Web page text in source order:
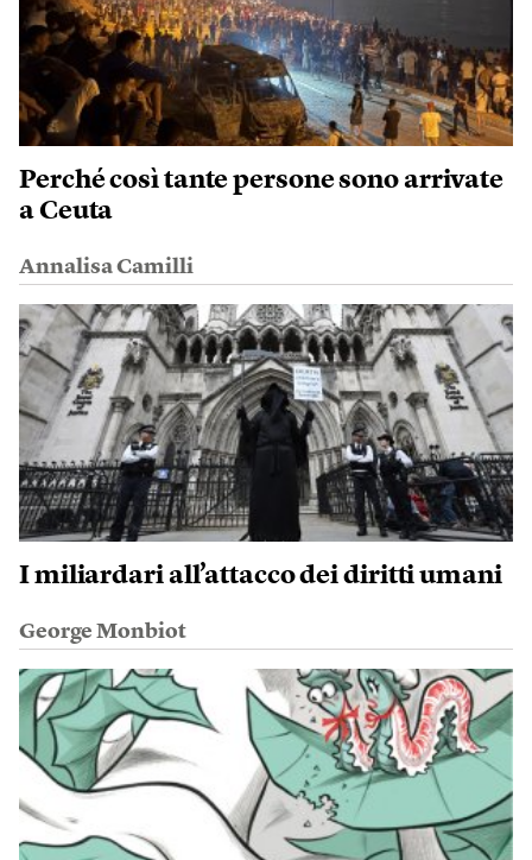
Perché così tante persone sono arrivate
a Ceuta
Annalisa Camilli
I miliardari all’attacco dei diritti umani
George Monbiot